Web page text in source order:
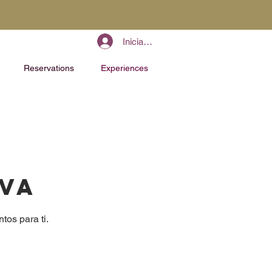
Reservations Experiences
Iniciar sesión
para ti.